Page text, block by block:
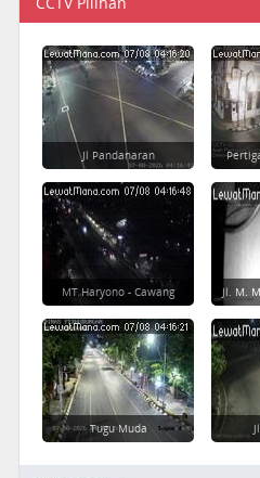
Jl Pandanaran
MT Haryono - Cawang Jl. M.
Tugu Muda